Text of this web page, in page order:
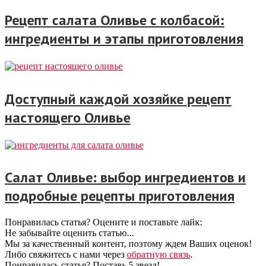
Рецепт салата Оливье с колбасой:
ингредиенты и этапы приготовления
Доступный каждой хозяйке рецепт
настоящего Оливье
Салат Оливье: выбор ингредиентов и
подробные рецепты приготовления
Понравилась статья? Оцените и поставьте лайк:
Не забывайте оценить статью...
Мы за качественный контент, поэтому ждем Ваших оценок!
Либо свяжитесь с нами через обратную связь.